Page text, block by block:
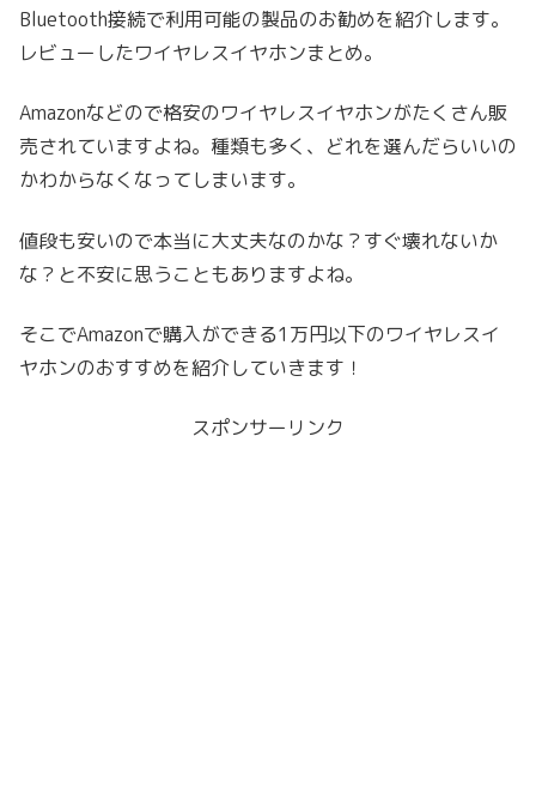
Bluetooth接続で利用可能の製品のお勧めを紹介します。
レビューしたワイヤレスイヤホンまとめ。
Amazonなどので格安のワイヤレスイヤホンがたくさん販
売されていますよね。種類も多く、どれを選んだらいいの
かわからなくなってしまいます。
値段も安いので本当に大丈夫なのかな？すぐ壊れないか
な？と不安に思うこともありますよね。
そこでAmazonで購入ができる1万円以下のワイヤレスイ
ヤホンのおすすめを紹介していきます！
スポンサーリンク